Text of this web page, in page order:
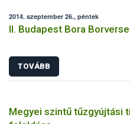
2014. szeptember 26., péntek
II. Budapest Bora
TOVÁBB
Megyei szintű tűzgyújtási